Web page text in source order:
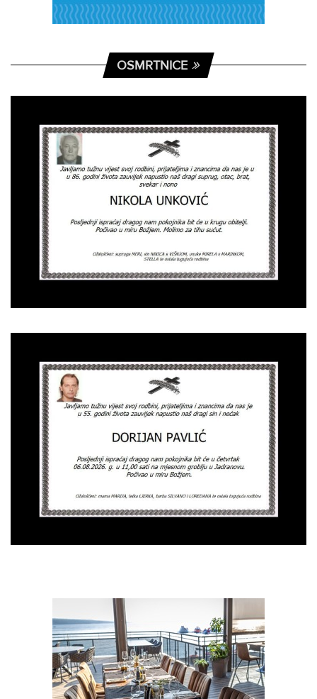
OSMRTNICE